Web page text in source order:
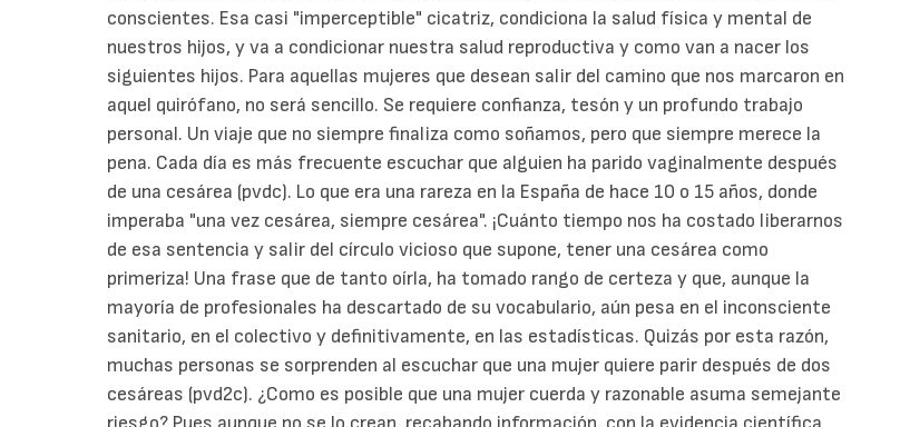
conscientes. Esa casi "imperceptible" cicatriz, condiciona la salud física y mental de
nuestros hijos, y va a condicionar nuestra salud reproductiva y como van a nacer los
siguientes hijos. Para aquellas mujeres que desean salir del camino que nos marcaron en
aquel quirófano, no será sencillo. Se requiere confianza, tesón y un profundo trabajo
personal. Un viaje que no siempre finaliza como soñamos, pero que siempre merece la
pena. Cada día es más frecuente escuchar que alguien ha parido vaginalmente después
de una cesárea (pvdc). Lo que era una rareza en la España de hace 10 o 15 años, donde
imperaba "una vez cesárea, siempre cesárea". ¡Cuánto tiempo nos ha costado liberarnos
de esa sentencia y salir del círculo vicioso que supone, tener una cesárea como
primeriza! Una frase que de tanto oírla, ha tomado rango de certeza y que, aunque la
mayoría de profesionales ha descartado de su vocabulario, aún pesa en el inconsciente
sanitario, en el colectivo y definitivamente, en las estadísticas. Quizás por esta razón,
muchas personas se sorprenden al escuchar que una mujer quiere parir después de dos
cesáreas (pvd2c). ¿Como es posible que una mujer cuerda y razonable asuma semejante